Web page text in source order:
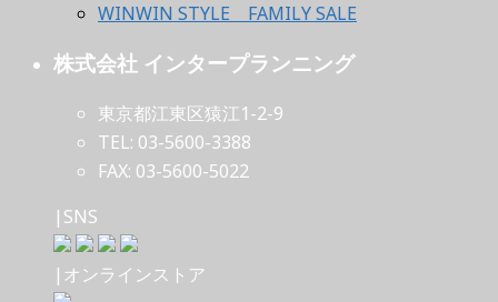
WINWIN STYLE FAMILY SALE
株式会社 インタープランニング
東京都江東区猿江1-2-9
TEL: 03-5600-3388
FAX: 03-5600-5022
|SNS
|オンラインストア